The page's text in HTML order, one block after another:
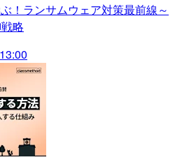
！ランサムウェア対策最前線～
略